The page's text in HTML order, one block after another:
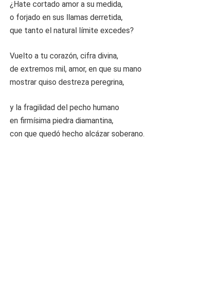
¿Hate cortado amor a su medida,
o forjado en sus llamas derretida,
que tanto el natural límite excedes?
Vuelto a tu corazón, cifra divina,
de extremos mil, amor, en que su mano
mostrar quiso destreza peregrina,
y la fragilidad del pecho humano
en firmísima piedra diamantina,
con que quedó hecho alcázar soberano.